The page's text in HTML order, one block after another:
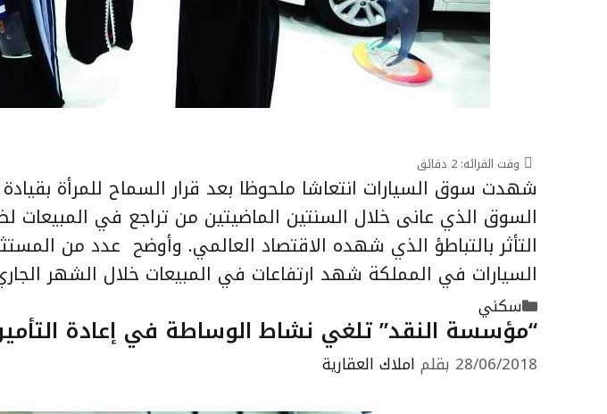
وقت القرائه: 2 دقائق
شهدت سوق السيارات انتعاشا ملحوظا بعد قرار السماح للمرأة
السوق الذي عانى خلال السنتين الماضيتين من تراجع في
التأثر بالتباطؤ الذي شهده الاقتصاد العالمي. وأوضح عدد من
السيارات في المملكة شهد ارتفاعات في المبيعات خلال الشهر
التصنيفات
سكني
“مؤسسة النقد” تلغي نشاط الوساطة في إعادة التأمين لـ11
28/06/2018 بقلم املاك العقارية